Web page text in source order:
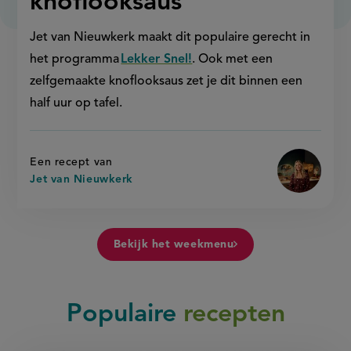
Jet van Nieuwkerk maakt dit populaire gerecht in
het programma Lekker Snel!. Ook met een
zelfgemaakte knoflooksaus zet je dit binnen een
half uur op tafel.
Een recept van
Jet van Nieuwkerk
Bekijk het weekmenu
Populaire recepten